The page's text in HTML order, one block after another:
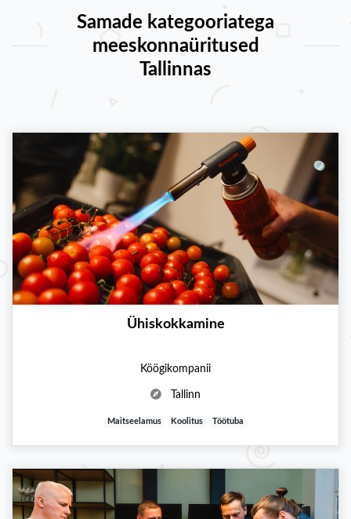
Samade kategooriatega
meeskonnaüritused
Tallinnas
Ühiskokkamine
Köögikompanii
Tallinn
Maitseelamus Koolitus Töötuba